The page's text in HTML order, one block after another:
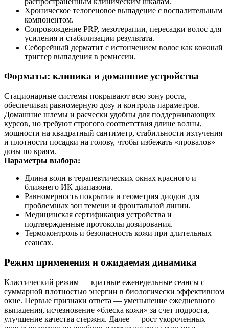
Хроническое телогеновое выпадение с воспалительным
компонентом.
Сопровождение PRP, мезотерапии, пересадки волос для
усиления и стабилизации результата.
Себорейный дерматит с истончением волос как кожный
триггер выпадения в ремиссии.
Форматы: клиника и домашние устройства
Стационарные системы покрывают всю зону роста,
обеспечивая равномерную дозу и контроль параметров.
Домашние шлемы и расчески удобны для поддерживающих
курсов, но требуют строгого соответствия длине волны,
мощности на квадратный сантиметр, стабильности излучения
и плотности посадки на голову, чтобы избежать «провалов»
дозы по краям.
Параметры выбора:
Длина волн в терапевтических окнах красного и
ближнего ИК диапазона.
Равномерность покрытия и геометрия диодов для
проблемных зон темени и фронтальной линии.
Медицинская сертификация устройства и
подтвержденные протоколы дозирования.
Термоконтроль и безопасность кожи при длительных
сеансах.
Режим применения и ожидаемая динамика
Классический режим — кратные еженедельные сеансы с
суммарной плотностью энергии в биологически эффективном
окне. Первые признаки ответа — уменьшение ежедневного
выпадения, исчезновение «блеска кожи» за счет подроста,
улучшение качества стержня. Далее — рост укороченных